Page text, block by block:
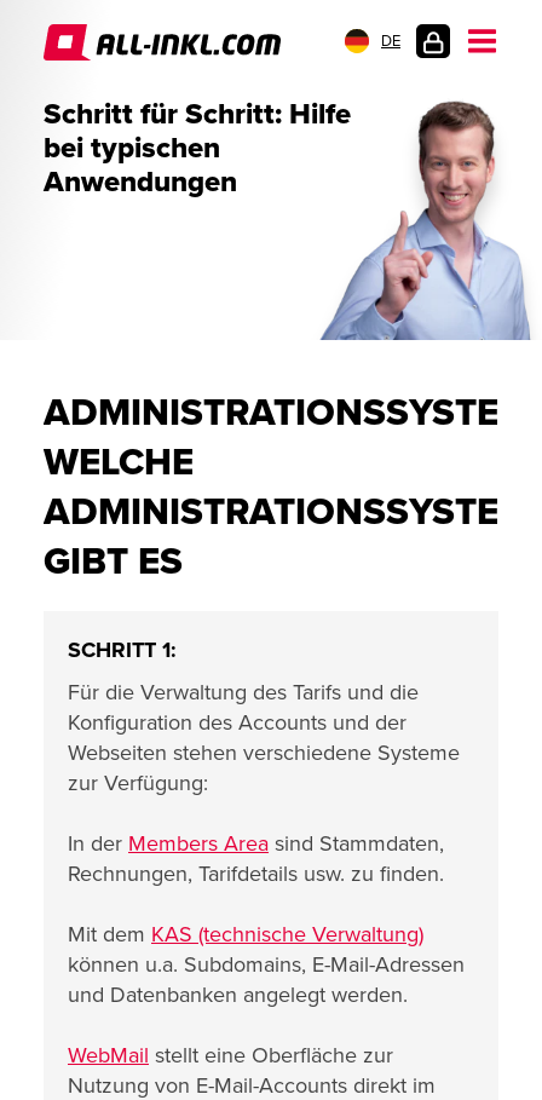
DE
Schritt für Schritt: Hilfe
bei typischen
Anwendungen
WELCHE
GIBT ES
SCHRITT 1:
Für die Verwaltung des Tarifs und die
Konfiguration des Accounts und der
Webseiten stehen verschiedene Systeme
zur Verfügung:
In der Members Area sind Stammdaten,
Rechnungen, Tarifdetails usw. zu finden.
Mit dem KAS (technische Verwaltung)
können u.a. Subdomains, E-Mail-Adressen
und Datenbanken angelegt werden.
WebMail stellt eine Oberfläche zur
Nutzung von E-Mail-Accounts direkt im